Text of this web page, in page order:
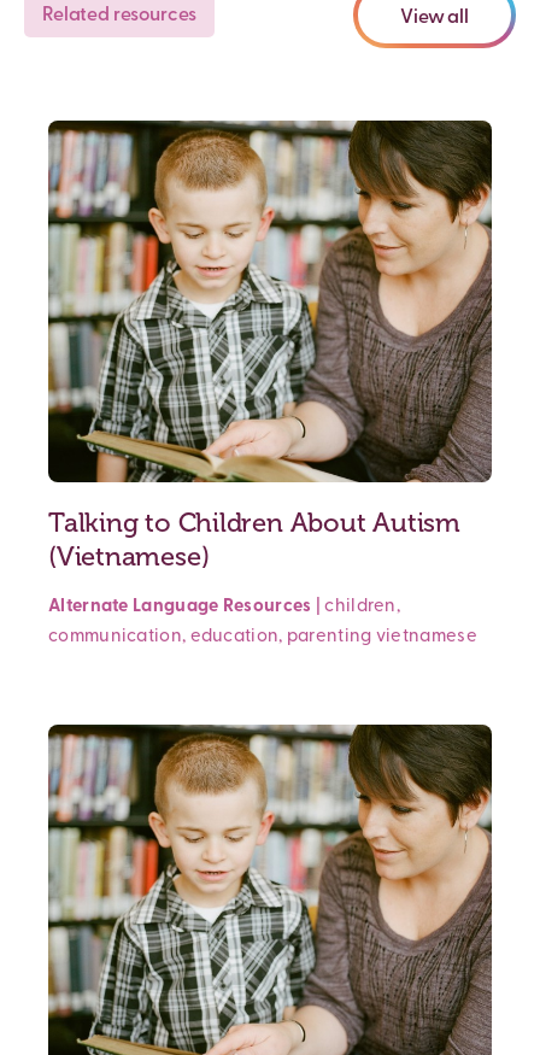
Related resources View all
Talking to Children About Autism
(Vietnamese)
Alternate Language Resources |children,
communication, education, parenting vietnamese